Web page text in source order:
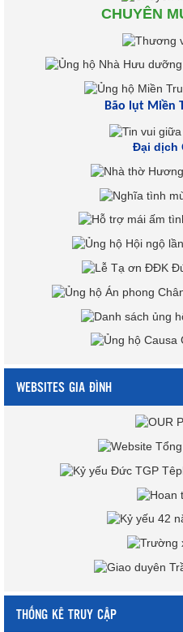
CHUYÊN
Bão lụt Miền
Đại dịch
WEBSITES GIA ĐÌNH
THỐNG KÊ TRUY CẬP